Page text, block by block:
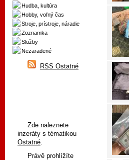
Hudba, kultúra
Hobby, voľný čas
Stroje, prístroje, náradie
Zoznamka
Služby
Nezaradené
RSS Ostatné
Zde naleznete
inzeráty s tématikou
Ostatné.
Právě prohlížíte